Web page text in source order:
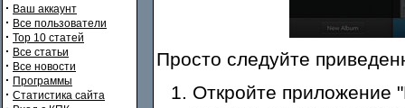
· Ваш аккаунт
· Все пользователи
· Top 10 статей
· Все статьи
· Все новости
· Программы
· Статистика сайта
Просто следуйте
Откройте приложение